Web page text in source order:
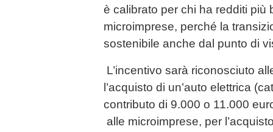
è calibrato per chi ha redditi più
microimprese, perché la
sostenibile anche dal punto di
L’incentivo sarà riconosciuto
l’acquisto di un’auto elettrica
contributo di 9.000 o 11.000
alle microimprese, per